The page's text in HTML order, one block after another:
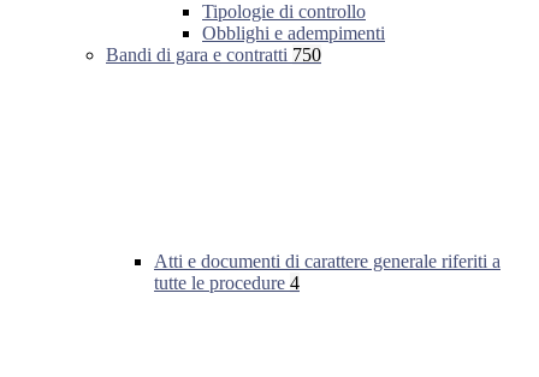
Tipologie di controllo
Obblighi e adempimenti
Bandi di gara e contratti 750
Atti e documenti di carattere generale riferiti a
tutte le procedure 4